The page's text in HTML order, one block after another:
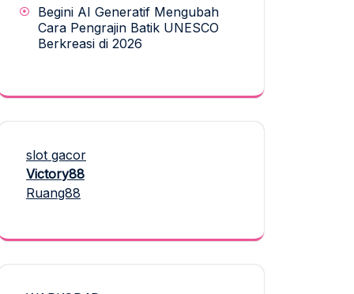
Begini AI Generatif Mengubah
Cara Pengrajin Batik UNESCO
Berkreasi di 2026
slot gacor
Victory88
Ruang88